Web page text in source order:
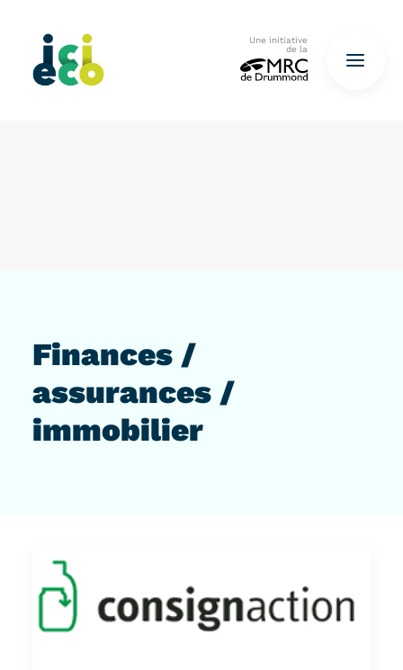
Une initiative
de la
Finances /
assurances /
immobilier